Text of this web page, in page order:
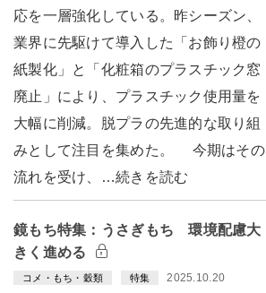
応を一層強化している。昨シーズン、
業界に先駆けて導入した「お飾り橙の
紙製化」と「化粧箱のプラスチック窓
廃止」により、プラスチック使用量を
大幅に削減。脱プラの先進的な取り組
みとして注目を集めた。 今期はその
流れを受け、…続きを読む
鏡もち特集：うさぎもち 環境配慮大
きく進める
コメ・もち・穀類 特集 2025.10.20